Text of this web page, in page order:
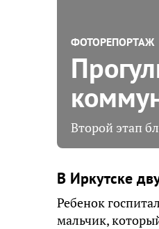
ФОТОРЕПОРТАЖ
Второй этап
В Иркутске
Ребенок
мальчик,